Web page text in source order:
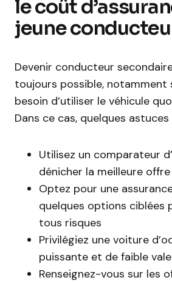
le coût
jeune
Devenir conducteur
toujours possible, notamment
besoin d’utiliser le véhicule
Dans ce cas, quelques
Utilisez un comparateur
dénicher la meilleure offre
Optez pour une
quelques options ciblées
tous risques
Privilégiez une voiture
puissante et de faible
Renseignez-vous sur les